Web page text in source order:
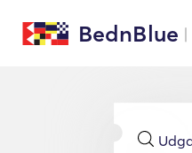
BednBlue